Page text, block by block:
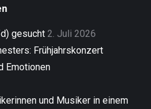
gesucht 2. Juli 2026
Frühjahrskonzert
Emotionen
und Musiker in einem